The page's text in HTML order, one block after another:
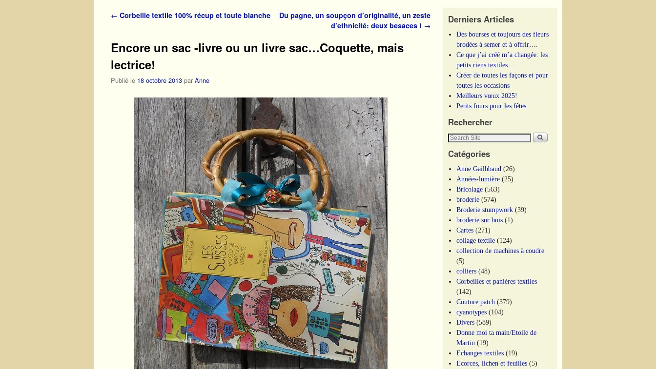
Navigation des articles
← Corbeille textile 100% récup et toute blanche
Du pagne, un soupçon d’originalité, un zeste
d’ethnicité: deux besaces ! →
Encore un sac -livre ou un livre sac…Coquette, mais
lectrice!
Publié le 18 octobre 2013 par Anne
Derniers Articles
Des bourses et toujours des fleurs
brodées à semer et à offrir….
Ce que j’ai créé m’a changée: les
petits riens textiles…
Créer de toutes les façons et pour
toutes les occasions
Meilleurs vœux 2025!
Petits fours pour les fêtes
Rechercher
Catégories
Anne Gailhbaud (26)
Années-lumière (25)
Bricolage (563)
broderie (574)
Broderie stumpwork (39)
broderie sur bois (1)
Cartes (271)
collage textile (124)
collection de machines à coudre
(5)
colliers (48)
Corbeilles et panières textiles
(142)
Couture patch (379)
cyanotypes (104)
Divers (589)
Donne moi ta main/Etoile de
Martin (19)
Echanges textiles (19)
Ecorces, lichen et feuilles (5)